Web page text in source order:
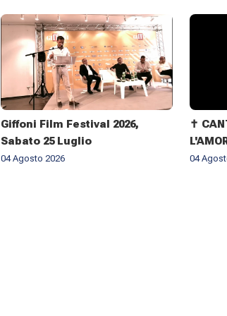
Giffoni Film Festival 2026,
Sabato 25 Luglio
04 Agosto 2026
✝️
04